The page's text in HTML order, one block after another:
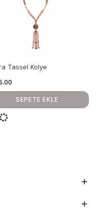
Tassel Kolye
SEPETE EKLE